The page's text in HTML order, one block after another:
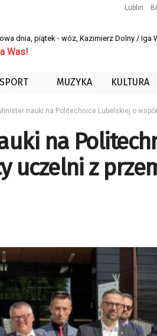
Lublin
dnia, piątek - wóz, Kazimierz Dolny / Iga
Was!
SPORT MUZYKA KULTURA
nauki na Politechnice Lubelskiej o
na
uczelni z